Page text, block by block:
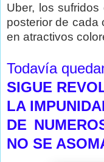
Uber, los
posterior de cada
en atractivos
Todavía
SIGUE
LA
DE
NO SE